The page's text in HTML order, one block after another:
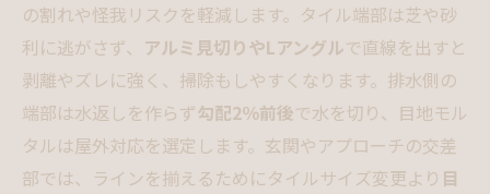
の割れや怪我リスクを軽減します。タイル端部は芝や砂
利に逃がさず、 アルミ見切りやLアングルで直線を出すと
剥離やズレに強く、掃除もしやすくなります。排水側の
端部は水返しを作らず勾配2％前後で水を切り、目地モル
タルは屋外対応を選定します。玄関やアプローチの交差
部では、ラインを揃えるためにタイルサイズ変更より 目